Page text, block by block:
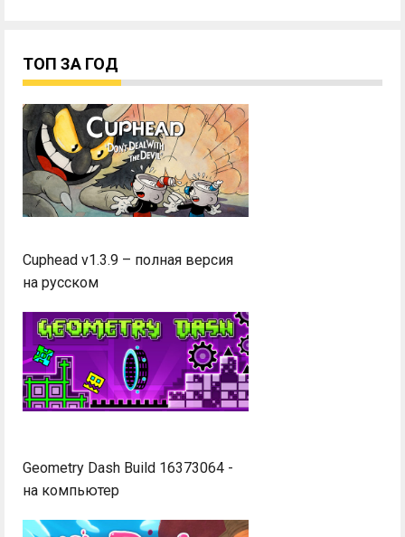
ТОП ЗА ГОД
Cuphead v1.3.9 – полная версия
на русском
Geometry Dash Build 16373064 -
на компьютер